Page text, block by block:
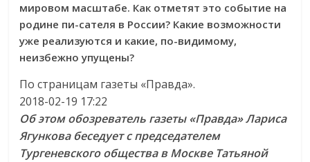
мировом масштабе. Как отметят это событие на
родине пи-сателя в России? Какие возможности
уже реализуются и какие, по-видимому,
неизбежно упущены?
По страницам газеты «Правда».
2018-02-19 17:22
Об этом обозреватель газеты «Правда» Лариса
Ягункова беседует с председателем
Тургеневского общества в Москве Татьяной